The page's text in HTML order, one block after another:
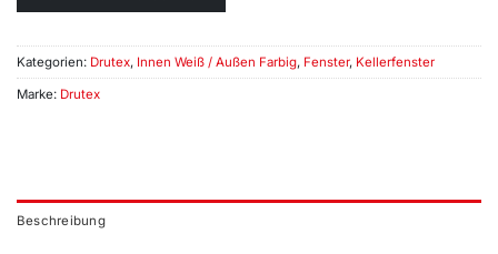
Kategorien: Drutex, Innen Weiß / Außen Farbig, Fenster, Kellerfenster
Marke: Drutex
Beschreibung